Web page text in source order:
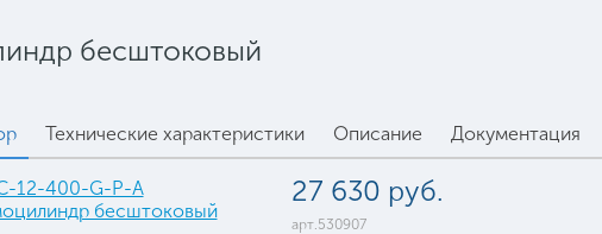
бесштоковый
Технические характеристики Описание Документация
27 630 руб.
арт.530907